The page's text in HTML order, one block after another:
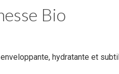
Bio
hydratante et